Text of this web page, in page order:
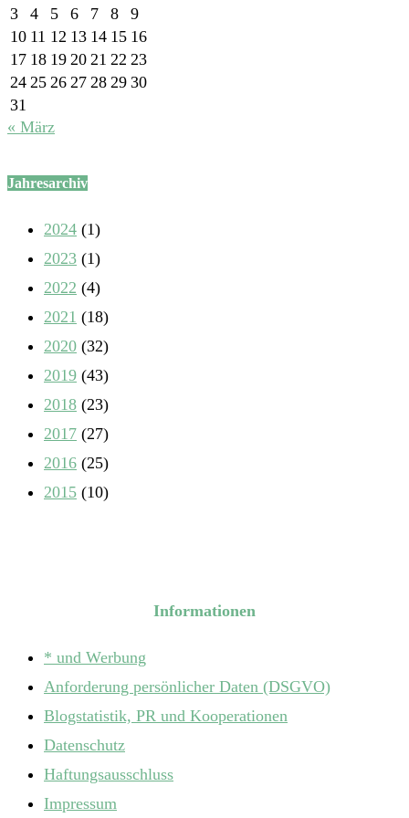
3 4 5 6 7 8
9
10 11 12 13 14 15 16
17 18 19 20 21 22 23
24 25 26 27 28 29 30
31
« März
Jahresarchiv
2024 (1)
2023 (1)
2022 (4)
2021 (18)
2020 (32)
2019 (43)
2018 (23)
2017 (27)
2016 (25)
2015 (10)
Informationen
* und Werbung
Anforderung persönlicher Daten (DSGVO)
Blogstatistik, PR und Kooperationen
Datenschutz
Haftungsausschluss
Impressum